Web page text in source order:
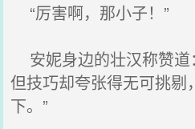
“厉害啊，那小子！”
安妮身边的壮汉称赞道
但技巧却夸张得无可挑剔
下。”